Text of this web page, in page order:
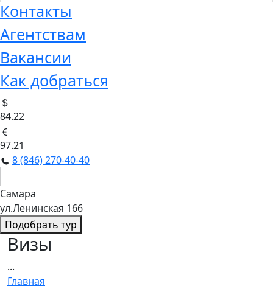
Контакты
Агентствам
Вакансии
Как добраться
84.22
97.21
8 (846) 270-40-40
Самара
ул.Ленинская 166
Подобрать тур
Визы
...
Главная